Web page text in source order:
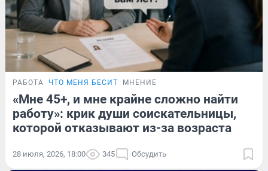
РАБОТА ЧТО МЕНЯ БЕСИТ МНЕНИЕ
«Мне 45+, и мне крайне сложно найти
работу»: крик души соискательницы,
которой отказывают из-за возраста
28 июля, 2026, 18:00 345 Обсудить